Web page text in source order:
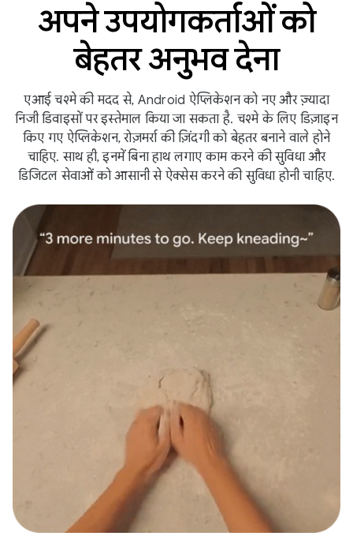
अपने उपयोगकर्ताओं को
बेहतर अनुभव देना
एआई चश्मे की मदद से, Android ऐप्लिकेशन को नए और ज़्यादा
निजी डिवाइसों पर इस्तेमाल किया जा सकता है. चश्मे के लिए डिज़ाइन
किए गए ऐप्लिकेशन, रोज़मर्रा की ज़िंदगी को बेहतर बनाने वाले होने
चाहिए. साथ ही, इनमें बिना हाथ लगाए काम करने की सुविधा और
डिजिटल सेवाओं को आसानी से ऐक्सेस करने की सुविधा होनी चाहिए.